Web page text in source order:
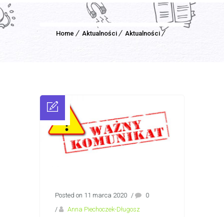
Home Aktualności Aktualności
Posted on 11 marca 2020 /
0
/
Anna Piechoczek-Długosz